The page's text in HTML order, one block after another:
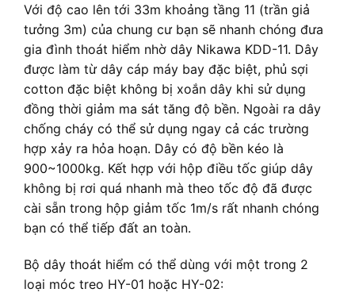
Với độ cao lên tới 33m khoảng tầng 11 (trần giả
tưởng 3m) của chung cư bạn sẽ nhanh chóng đưa
gia đình thoát hiểm nhờ dây Nikawa KDD-11. Dây
được làm từ dây cáp máy bay đặc biệt, phủ sợi
cotton đặc biệt không bị xoắn dây khi sử dụng
đồng thời giảm ma sát tăng độ bền. Ngoài ra dây
chống cháy có thể sử dụng ngay cả các trường
hợp xảy ra hỏa hoạn. Dây có độ bền kéo là
900~1000kg. Kết hợp với hộp điều tốc giúp dây
không bị rơi quá nhanh mà theo tốc độ đã được
cài sẵn trong hộp giảm tốc 1m/s rất nhanh chóng
bạn có thể tiếp đất an toàn.
Bộ dây thoát hiểm có thể dùng với một trong 2
loại móc treo HY-01 hoặc HY-02: